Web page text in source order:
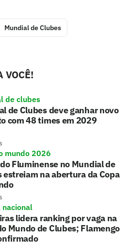
Mundial de Clubes
VOCÊ!
de clubes
de Clubes deve ganhar novo
com 48 times em 2029
mundo 2026
Fluminense no Mundial de
estreiam na abertura da Copa
lidera ranking por vaga na
Mundo de Clubes; Flamengo